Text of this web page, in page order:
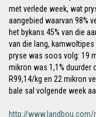
met verlede week, wat
aangebied waarvan 98%
het bykans 45% van die
van die lang, kamwoltipes
pryse was soos volg: 19
mikron was 1,1% duurder
R99,14/kg en 22 mikron
bale sal volgende week
http://